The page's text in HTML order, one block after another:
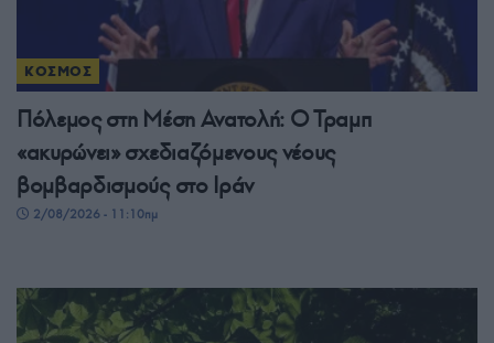
ΚΟΣΜΟΣ
Πόλεμος στη Μέση Ανατολή: Ο Τραμπ
«ακυρώνει» σχεδιαζόμενους νέους
βομβαρδισμούς στο Ιράν
2/08/2026 - 11:10πμ